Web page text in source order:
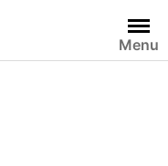
Menu